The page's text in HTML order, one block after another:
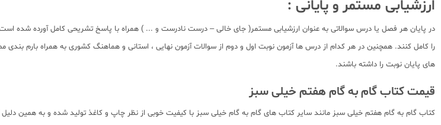
ارزشیابی مستمر و پایانی :
در پایان هر فصل یا درس سوالاتی به عنوان ارزشیابی مستمر( جای خالی – درست نادرست و ... ) همراه با پاسخ تشریحی کامل آورده شده
را کامل کنند. همچنین در هر کدام از درس ها آزمون نوبت اول و دوم از سوالات آزمون نهایی ، استانی و هماهنگ کشوری به همراه بارم
های پایان نوبت را داشته باشند.
قیمت کتاب گام به گام هفتم خیلی سبز
کتاب گام به گام هفتم خیلی سبز مانند سایر کتاب های گام به گام خیلی سبز با کیفیت خوبی از نظر چاپ و کاغذ تولید شده و به همین